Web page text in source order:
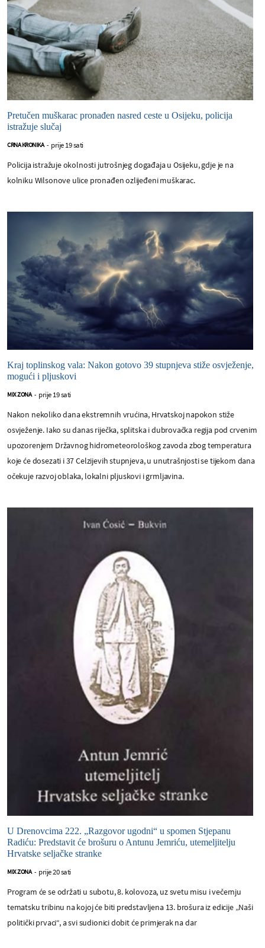
Pretučen muškarac pronađen nasred ceste u Osijeku, policija
istražuje slučaj
CRNA KRONIKA - prije 19 sati
Policija istražuje okolnosti jutrošnjeg događaja u Osijeku, gdje je na
kolniku Wilsonove ulice pronađen ozlijeđeni muškarac.
Kraj toplinskog vala: Nakon gotovo 39 stupnjeva stiže osvježenje,
mogući i pljuskovi
MIX ZONA - prije 19 sati
Nakon nekoliko dana ekstremnih vrućina, Hrvatskoj napokon stiže
osvježenje. Iako su danas riječka, splitska i dubrovačka regija pod crvenim
upozorenjem Državnog hidrometeorološkog zavoda zbog temperatura
koje će dosezati i 37 Celzijevih stupnjeva, u unutrašnjosti se tijekom dana
očekuje razvoj oblaka, lokalni pljuskovi i grmljavina.
U Drenovcima 222. „Razgovor ugodni“ u spomen Stjepanu
Radiću: Predstavit će brošuru o Antunu Jemriću, utemeljitelju
Hrvatske seljačke stranke
MIX ZONA - prije 20 sati
Program će se održati u subotu, 8. kolovoza, uz svetu misu i večernju
tematsku tribinu na kojoj će biti predstavljena 13. brošura iz edicije „Naši
politički prvaci“, a svi sudionici dobit će primjerak na dar